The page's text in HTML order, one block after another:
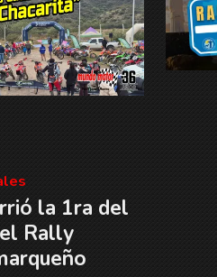
la 1ra del
Rally